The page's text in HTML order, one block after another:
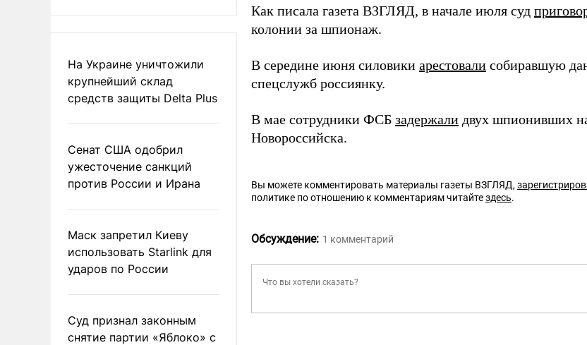
На Украине уничтожили
крупнейший склад
средств защиты Delta Plus
Сенат США одобрил
ужесточение санкций
против России и Ирана
Маск запретил Киеву
использовать Starlink для
ударов по России
Суд признал законным
снятие партии «Яблоко» с
Как писала газета ВЗГЛЯД, в начале июля суд
колонии за шпионаж.
В середине июня силовики арестовали собиравшую
спецслужб россиянку.
В мае сотрудники ФСБ задержали двух шпионивших
Новороссийска.
Вы можете комментировать материалы газеты ВЗГЛЯД,
политике по отношению к комментариям читайтездесь.
Обсуждение: 1 комментарий